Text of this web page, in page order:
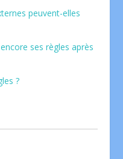
peuvent-elles
ses règles après
?